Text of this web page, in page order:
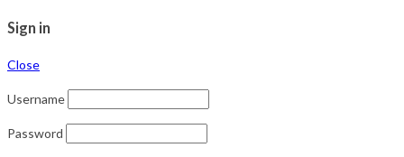
Sign in
Close
Username
Password